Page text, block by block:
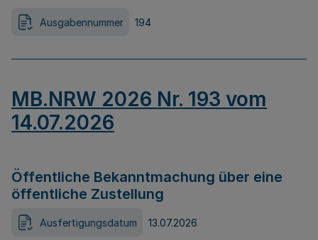
Ausgabennummer 194
MB.NRW 2026 Nr. 193 vom
14.07.2026
Öffentliche Bekanntmachung über eine
öffentliche Zustellung
Ausfertigungsdatum 13.07.2026